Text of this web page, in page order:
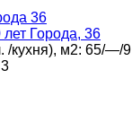
36
лет Города, 36
/кухня), м2: 65/—/9
3